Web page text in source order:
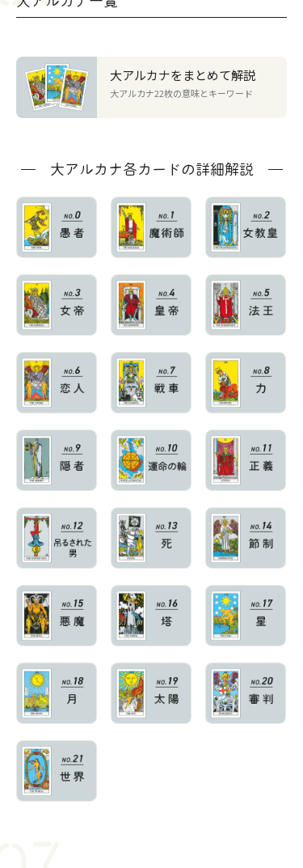
大アルカナをまとめて解説
大アルカナ22枚の意味とキーワード
大アルカナ各カードの詳細解説